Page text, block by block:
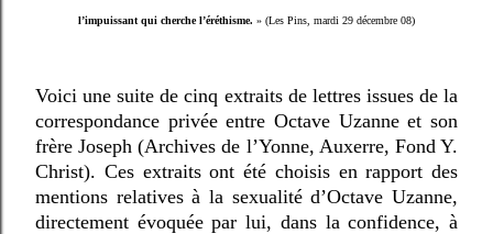
l’impuissant qui cherche l’éréthisme. » (Les Pins, mardi 29 décembre 08)
Voici une suite de cinq extraits de lettres issues de la
correspondance privée entre Octave Uzanne et son
frère Joseph (Archives de l’Yonne, Auxerre, Fond Y.
Christ). Ces extraits ont été choisis en rapport des
mentions relatives à la sexualité d’Octave Uzanne,
directement évoquée par lui, dans la confidence, à